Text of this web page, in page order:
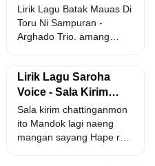
Ni Sampuran
Lirik Lagu Batak Mauas Di
Toru Ni Sampuran -
Arghado Trio. amang
Lirik Lagu Saroha
Voice - Sala Kirim
Chattingan
Sala kirim chattinganmon
ito Mandok lagi naeng
mangan sayang Hape rap